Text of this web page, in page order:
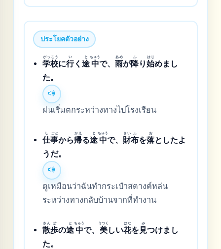
ประโยคตัวอย่าง
学
がっ
校
こう
に行
い
く途
と
中
ちゅう
で、雨
あめ
が降
ふ
り始
はじ
めまし
た。
ฝนเริ่มตกระหว่างทางไปโรงเรียน
仕
し
事
ごと
から帰
かえ
る途
と
中
ちゅう
で、 財
さい
布
ふ
を落
お
としたよ
うだ。
ดูเหมือนว่าฉันทำกระเป๋าสตางค์หล่น
ระหว่างทางกลับบ้านจากที่ทำงาน
散
さん
歩
ぽ
の途
と
中
ちゅう
で、 美
うつく
しい花
はな
を見
み
つけまし
た。